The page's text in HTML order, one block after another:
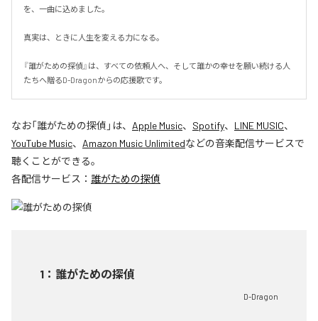
を、一曲に込めました。
真実は、ときに人生を変える力になる。
『誰がための探偵』は、すべての依頼人へ、そして誰かの幸せを願い続ける人
たちへ贈るD-Dragonからの応援歌です。
なお「誰がための探偵 」は、 Apple Music、 Spotify、 LINE MUSIC、
YouTube Music、 Amazon Music Unlimitedなどの音楽配信サービスで
聴くことができる。
各配信サービス： 誰がための探偵
1 ： 誰がための探偵
D-Dragon